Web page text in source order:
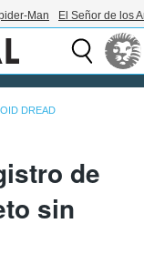
Man El Señor de los
DREAD
de
sin